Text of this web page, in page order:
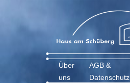
Über
uns
AGB &
Datenschutz